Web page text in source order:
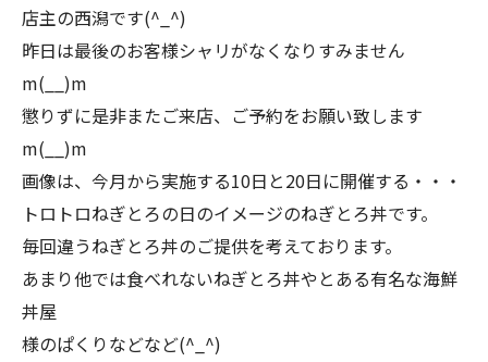
店主の西潟です(^_^)
昨日は最後のお客様シャリがなくなりすみません
m(__)m
懲りずに是非またご来店、ご予約をお願い致します
m(__)m
画像は、今月から実施する10日と20日に開催する・・・
トロトロねぎとろの日のイメージのねぎとろ丼です。
毎回違うねぎとろ丼のご提供を考えております。
あまり他では食べれないねぎとろ丼やとある有名な海鮮
丼屋
様のぱくりなどなど(^_^)